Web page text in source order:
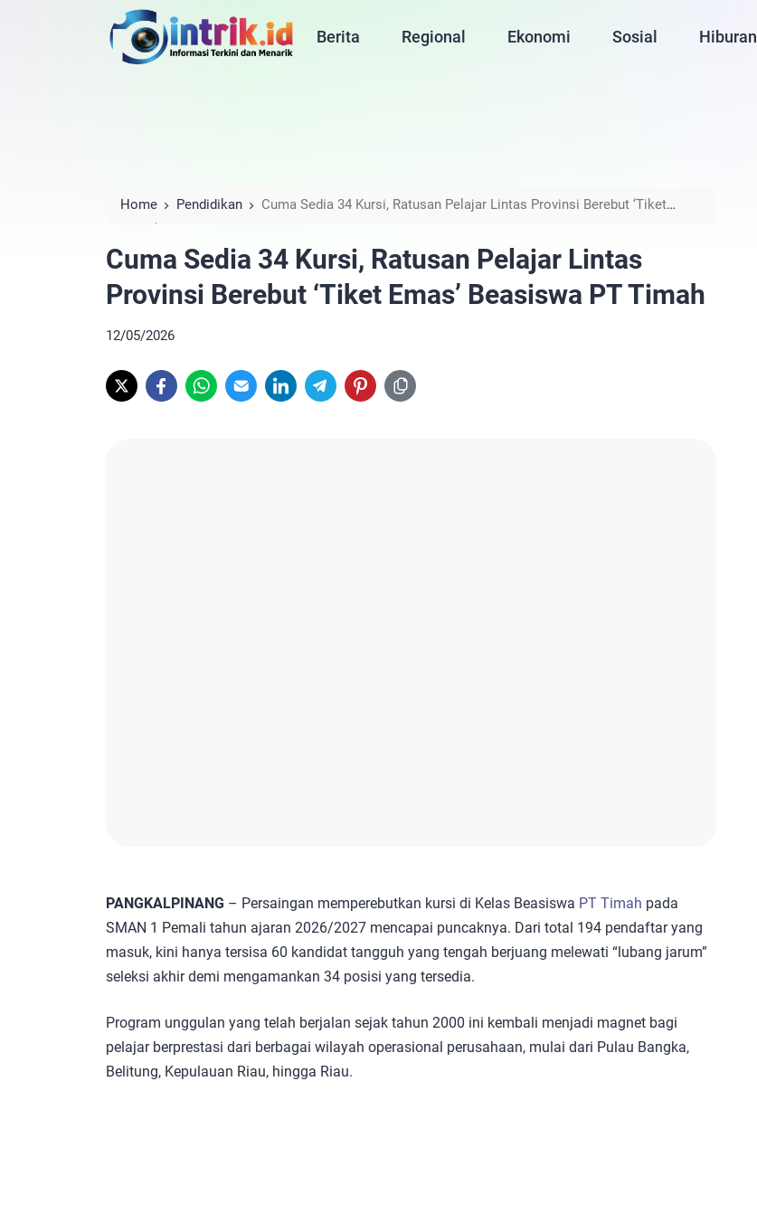
Berita Regional Ekonomi Sosial Hiburan
Home Pendidikan
Cuma Sedia 34 Kursi, Ratusan Pelajar Lintas Provinsi Berebut ‘Tiket
Emas’ Beasiswa PT Timah
Cuma Sedia 34 Kursi, Ratusan Pelajar Lintas
Provinsi Berebut ‘Tiket Emas’ Beasiswa PT Timah
12/05/2026
PANGKALPINANG – Persaingan memperebutkan kursi di Kelas Beasiswa PT Timah pada
SMAN 1 Pemali tahun ajaran 2026/2027 mencapai puncaknya. Dari total 194 pendaftar yang
masuk, kini hanya tersisa 60 kandidat tangguh yang tengah berjuang melewati “lubang jarum”
seleksi akhir demi mengamankan 34 posisi yang tersedia.
​Program unggulan yang telah berjalan sejak tahun 2000 ini kembali menjadi magnet bagi
pelajar berprestasi dari berbagai wilayah operasional perusahaan, mulai dari Pulau Bangka,
Belitung, Kepulauan Riau, hingga Riau.